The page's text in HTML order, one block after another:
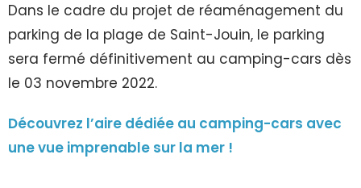
Dans le cadre du projet de réaménagement du
parking de la plage de Saint-Jouin, le parking
sera fermé définitivement au camping-cars dès
le 03 novembre 2022.
Découvrez l’aire dédiée au camping-cars avec
une vue imprenable sur la mer !